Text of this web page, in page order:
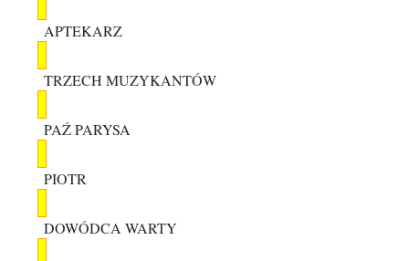
APTEKARZ
TRZECH MUZYKANTÓW
PAŹ PARYSA
PIOTR
DOWÓDCA WARTY